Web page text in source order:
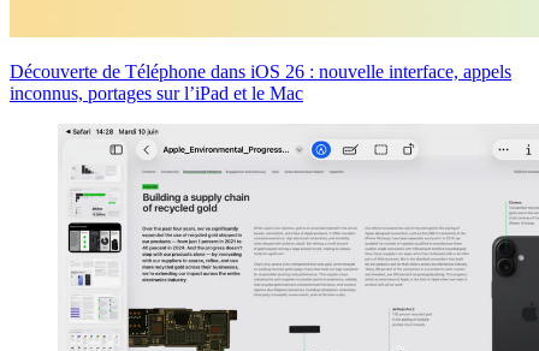
Découverte de Téléphone dans iOS 26 : nouvelle interface, appels
inconnus, portages sur l’iPad et le Mac